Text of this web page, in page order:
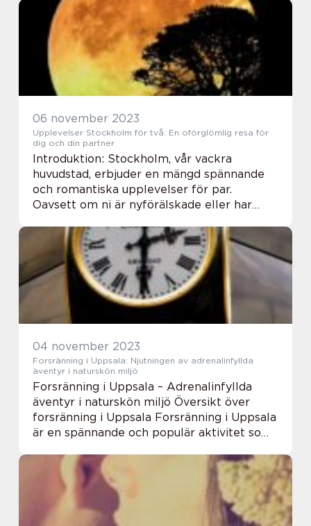
känd för sin vackra natur, histori...
06 november 2023
Upplevelser Stockholm för två: En oförglömlig resa för
dig och din partner
Introduktion: Stockholm, vår vackra
huvudstad, erbjuder en mängd spännande
och romantiska upplevelser för par.
Oavsett om ni är nyförälskade eller har
alla. I denna artikel kommer vi ta er med på
en resa g...
04 november 2023
Forsränning i Uppsala: Njutningen av adrenalinfyllda
äventyr i naturskön miljö
Forsränning i Uppsala – Adrenalinfyllda
äventyr i naturskön miljö Översikt över
forsränning i Uppsala Forsränning i Uppsala
är en spännande och populär aktivitet som
naturskön miljö. Denna form av va...